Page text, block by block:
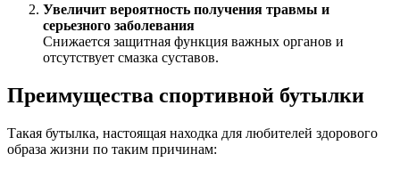
Увеличит вероятность получения травмы и
серьезного заболевания
Снижается защитная функция важных органов и
отсутствует смазка суставов.
Преимущества спортивной бутылки
Такая бутылка, настоящая находка для любителей здорового
образа жизни по таким причинам: